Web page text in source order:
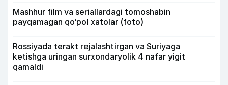
Mashhur film va seriallardagi tomoshabin
payqamagan qo‘pol xatolar (foto)
Rossiyada terakt rejalashtirgan va Suriyaga
ketishga uringan surxondaryolik 4 nafar yigit
qamaldi